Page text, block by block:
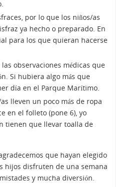
por lo que los niños/as
ya hecho o preparado. En
para los que quieran hacerse
observaciones médicas que
Si hubiera algo más que
día en el Parque Marítimo.
lleven un poco más de ropa
en el folleto (pone 6), yo
tienen que llevar toalla de
que hayan elegido
hijos disfruten de una semana
y mucha diversión.